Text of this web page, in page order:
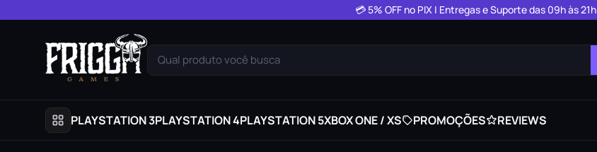
💳 5% OFF no PIX | Entregas e Suporte das 09h às 21h
Qual produto você busca
PLAYSTATION 3PLAYSTATION 4PLAYSTATION 5XBOX ONE / XS PROMOÇÕES REVIEWS